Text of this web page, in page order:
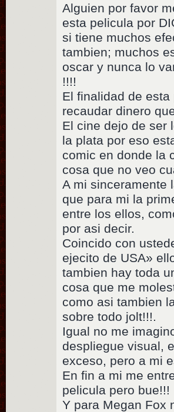
Alguien por favor
esta pelicula por
si tiene muchos
tambien; muchos
oscar y nunca lo
!!!!
El finalidad de
recaudar dinero
El cine dejo de ser
la plata por eso
comic en donde la
cosa que no veo
A mi sinceramente
que para mi la
entre los ellos,
por asi decir.
Coincido con
ejecito de USA»
tambien hay toda
cosa que me
como asi tambien
sobre todo jolt!!!.
Igual no me
despliegue visual,
exceso, pero a mi
En fin a mi me
pelicula pero bue!!!
Y para Megan Fox